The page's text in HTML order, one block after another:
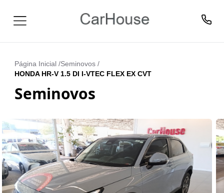
Página Inicial /Seminovos /
HONDA HR-V 1.5 DI I-VTEC FLEX EX CVT
Seminovos